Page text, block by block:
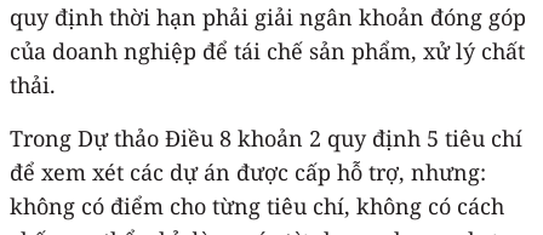
quy định thời hạn phải giải ngân khoản đóng góp
của doanh nghiệp để tái chế sản phẩm, xử lý chất
thải.
Trong Dự thảo Điều 8 khoản 2 quy định 5 tiêu chí
để xem xét các dự án được cấp hỗ trợ, nhưng:
không có điểm cho từng tiêu chí, không có cách